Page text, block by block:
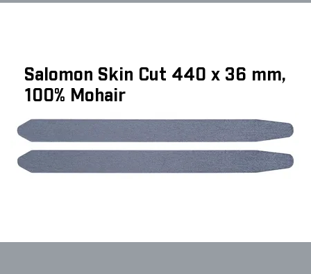
Salomon Skin Cut 440 x 36 mm,
100% Mohair